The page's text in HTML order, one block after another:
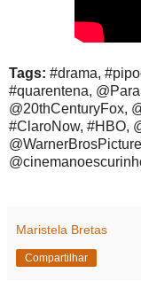
Tags: #drama,
#quarentena,
@20thCenturyFox,
#ClaroNow, #HBO,
Maristela Bretas
Compartilhar